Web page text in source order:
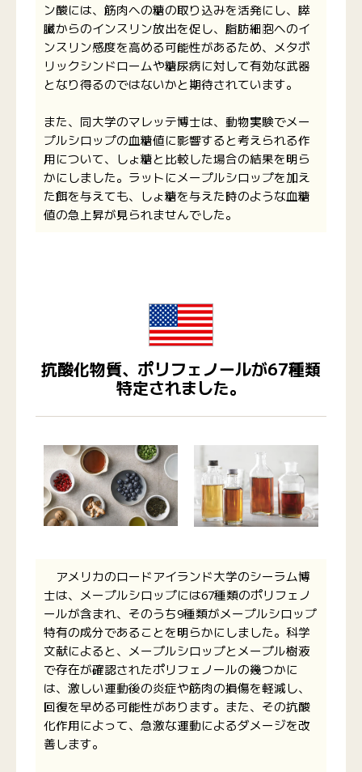
ン酸には、筋肉への糖の取り込みを活発にし、膵
臓からのインスリン放出を促し、脂肪細胞へのイ
ンスリン感度を高める可能性があるため、メタボ
リックシンドロームや糖尿病に対して有効な武器
となり得るのではないかと期待されています。
また、同大学のマレッテ博士は、動物実験でメー
プルシロップの血糖値に影響すると考えられる作
用について、しょ糖と比較した場合の結果を明ら
かにしました。ラットにメープルシロップを加え
た餌を与えても、しょ糖を与えた時のような血糖
値の急上昇が見られませんでした。
抗酸化物質、ポリフェノールが67種類
特定されました。
アメリカのロードアイランド大学のシーラム博
士は、メープルシロップには67種類のポリフェノ
ールが含まれ、そのうち9種類がメープルシロップ
特有の成分であることを明らかにしました。科学
文献によると、メープルシロップとメープル樹液
で存在が確認されたポリフェノールの幾つかに
は、激しい運動後の炎症や筋肉の損傷を軽減し、
回復を早める可能性があります。また、その抗酸
化作用によって、急激な運動によるダメージを改
善します。